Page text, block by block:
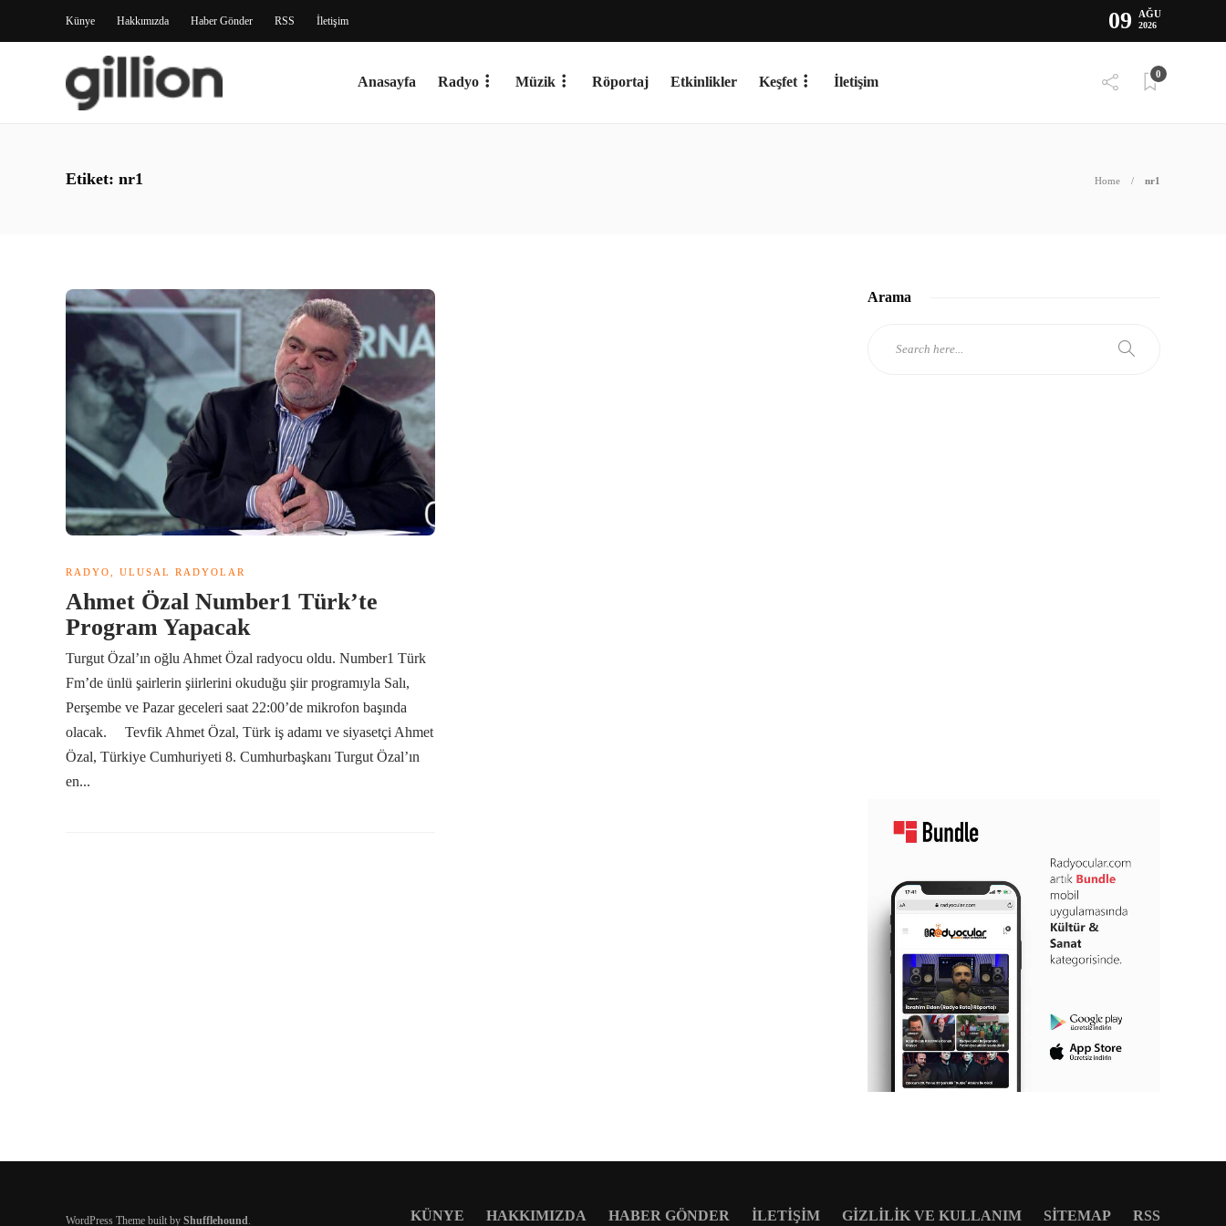
Künye Hakkımızda Haber Gönder RSS İletişim 09 AĞU
2026
Anasayfa Radyo Müzik Röportaj Etkinlikler Keşfet İletişim 0
Etiket: nr1 Home nr1
RADYO ULUSAL RADYOLAR
Ahmet Özal Number1 Türk’te
Program Yapacak
Turgut Özal’ın oğlu Ahmet Özal radyocu oldu. Number1 Türk
Fm’de ünlü şairlerin şiirlerini okuduğu şiir programıyla Salı,
Perşembe ve Pazar geceleri saat 22:00’de mikrofon başında
olacak. Tevfik Ahmet Özal, Türk iş adamı ve siyasetçi Ahmet
Özal, Türkiye Cumhuriyeti 8. Cumhurbaşkanı Turgut Özal’ın
en...
Arama
WordPress Theme built by Shufflehound. KÜNYE HAKKIMIZDA HABER GÖNDER İLETIŞIM GIZLILIK VE KULLANIM SITEMAP RSS